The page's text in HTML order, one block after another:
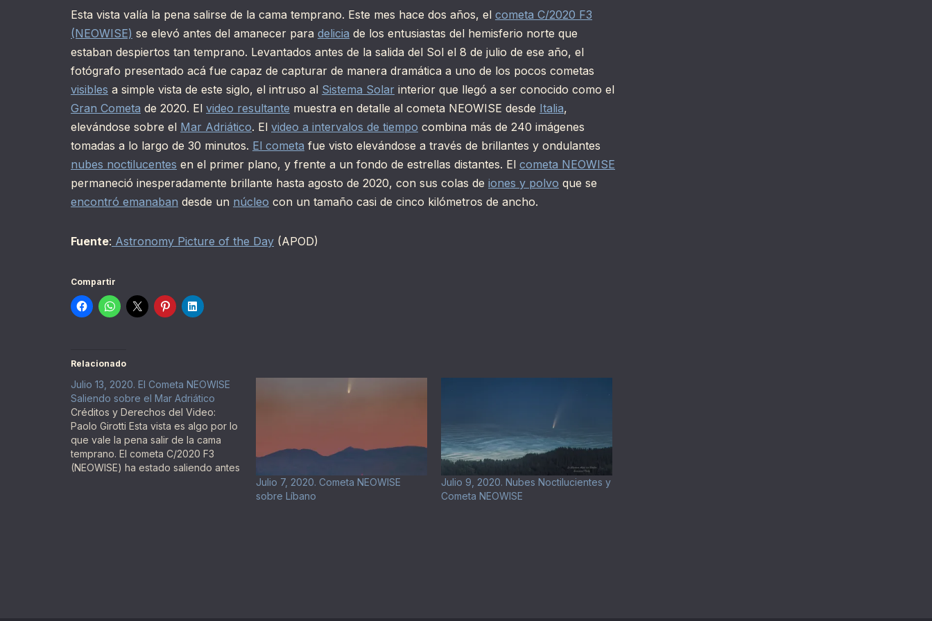
Esta vista valía la pena salirse de la cama temprano. Este mes hace dos años, el cometa C/2020 F3
(NEOWISE) se elevó antes del amanecer para delicia de los entusiastas del hemisferio norte que
estaban despiertos tan temprano. Levantados antes de la salida del Sol el 8 de julio de ese año, el
fotógrafo presentado acá fue capaz de capturar de manera dramática a uno de los pocos cometas
visibles a simple vista de este siglo, el intruso al Sistema Solar interior que llegó a ser conocido como el
Gran Cometa de 2020. El video resultante muestra en detalle al cometa NEOWISE desde Italia,
elevándose sobre el Mar Adriático. El video a intervalos de tiempo combina más de 240 imágenes
tomadas a lo largo de 30 minutos. El cometa fue visto elevándose a través de brillantes y ondulantes
nubes noctilucentes en el primer plano, y frente a un fondo de estrellas distantes. El cometa NEOWISE
permaneció inesperadamente brillante hasta agosto de 2020, con sus colas de iones y polvo que se
encontró emanaban desde un núcleo con un tamaño casi de cinco kilómetros de ancho.
Fuente: Astronomy Picture of the Day (APOD)
Compartir
Relacionado
Julio 13, 2020. El Cometa NEOWISE
Saliendo sobre el Mar Adriático
Créditos y Derechos del Video:
Paolo Girotti Esta vista es algo por lo
que vale la pena salir de la cama
temprano. El cometa C/2020 F3
(NEOWISE) ha estado saliendo antes
Julio 7, 2020. Cometa NEOWISE
sobre Líbano
Julio 9, 2020. Nubes Noctilucientes y
Cometa NEOWISE